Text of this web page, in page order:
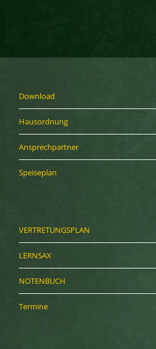
Download
Hausordnung
Ansprechpartner
Speiseplan
VERTRETUNGSPLAN
LERNSAX
NOTENBUCH
Termine